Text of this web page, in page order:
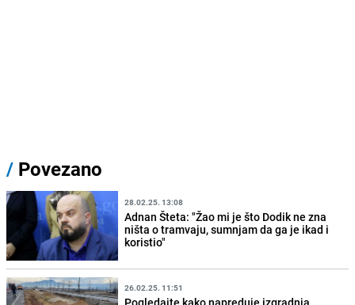
/ Povezano
28.02.25. 13:08
Adnan Šteta: "Žao mi je što Dodik ne zna
ništa o tramvaju, sumnjam da ga je ikad i
koristio"
26.02.25. 11:51